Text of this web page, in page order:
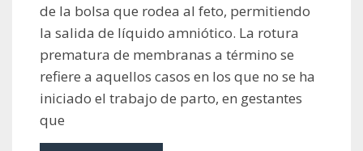
de la bolsa que rodea al feto, permitiendo
la salida de líquido amniótico. La rotura
prematura de membranas a término se
refiere a aquellos casos en los que no se ha
iniciado el trabajo de parto, en gestantes
que